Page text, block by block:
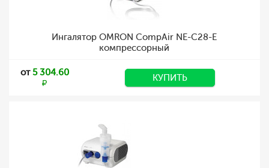
Ингалятор OMRON CompAir NE-C28-E
компрессорный
от5 304.60 КУПИТЬ